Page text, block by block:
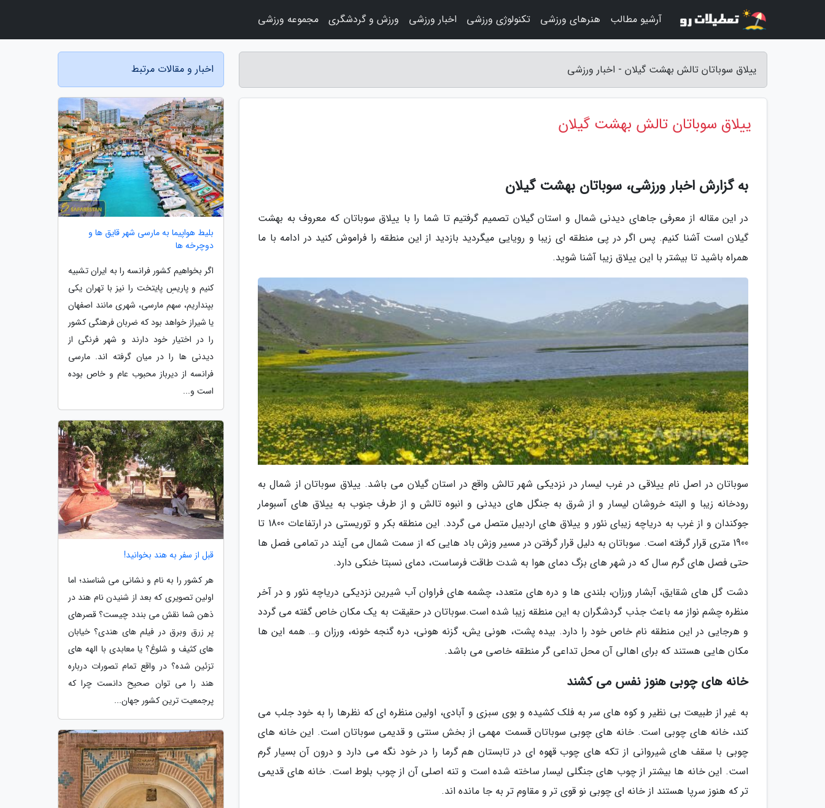
ییلاق سوباتان تالش بهشت گیلان - اخبار ورزشی
ییلاق سوباتان تالش بهشت گیلان
به گزارش اخبار ورزشی، سوباتان بهشت گیلان
در این مقاله از معرفی جاهای دیدنی شمال و استان گیلان تصمیم گرفتیم تا شما را با ییلاق سوباتان که معروف به بهشت
گیلان است آشنا کنیم. پس اگر در پی منطقه ای زیبا و رویایی میگردید بازدید از این منطقه را فراموش کنید در ادامه با ما
همراه باشید تا بیشتر با این ییلاق زیبا آشنا شوید.
سوباتان در اصل نام ییلاقی در غرب لیسار در نزدیکی شهر تالش واقع در استان گیلان می باشد. ییلاق سوباتان از شمال به
رودخانه زیبا و البته خروشان لیسار و از شرق به جنگل های دیدنی و انبوه تالش و از طرف جنوب به ییلاق های آسبومار
جوکندان و از غرب به دریاچه زیبای نئور و ییلاق های اردبیل متصل می گردد. این منطقه بکر و توریستی در ارتفاعات 1800 تا
1900 متری قرار گرفته است. سوباتان به دلیل قرار گرفتن در مسیر وزش باد هایی که از سمت شمال می آیند در تمامی فصل ها
حتی فصل های گرم سال که در شهر های بزگ دمای هوا به شدت طاقت فرساست، دمای نسبتا خنکی دارد.
دشت گل های شقایق، آبشار ورزان، بلندی ها و دره های متعدد، چشمه های فراوان آب شیرین نزدیکی دریاچه نئور و در آخر
منظره چشم نواز مه باعث جذب گردشگران به این منطقه زیبا شده است.سوباتان در حقیقت به یک مکان خاص گفته می گردد
و هرجایی در این منطقه نام خاص خود را دارد. بیده پشت، هونی یش، گزنه هونی، دره گنجه خونه، ورزان و… همه این ها
مکان هایی هستند که برای اهالی آن محل تداعی گر منطقه خاصی می باشد.
خانه های چوبی هنوز نفس می کشند
به غیر از طبیعت بی نظیر و کوه های سر به فلک کشیده و بوی سبزی و آبادی، اولین منظره ای که نظرها را به خود جلب می
کند، خانه های چوبی است. خانه های چوبی سوباتان قسمت مهمی از بخش سنتی و قدیمی سوباتان است. این خانه های
چوبی با سقف های شیروانی از تکه های چوب قهوه ای در تابستان هم گرما را در خود نگه می دارد و درون آن بسیار گرم
است. این خانه ها بیشتر از چوب های جنگلی لیسار ساخته شده است و تنه اصلی آن از چوب بلوط است. خانه های قدیمی
تر که هنوز سرپا هستند از خانه ای چوبی نو قوی تر و مقاوم تر به جا مانده اند.
اخبار و مقالات مرتبط
بلیط هواپیما به مارسی شهر قایق ها و
دوچرخه ها
اگر بخواهیم کشور فرانسه را به ایران تشبیه
کنیم و پاریسِ پایتخت را نیز با تهران یکی
بپنداریم، سهم مارسی، شهری مانند اصفهان
یا شیراز خواهد بود که ضربان فرهنگی کشور
را در اختیار خود دارند و شهر فرنگی از
دیدنی ها را در میان گرفته اند. مارسی
فرانسه از دیرباز محبوب عام و خاص بوده
است و...
قبل از سفر به هند بخوانید!
هر کشور را به نام و نشانی می شناسند؛ اما
اولین تصویری که بعد از شنیدن نام هند در
ذهن شما نقش می بندد چیست؟ قصرهای
پر زرق وبرق در فیلم های هندی؟ خیابان
های کثیف و شلوغ؟ یا معابدی با الهه های
تزئین شده؟ در واقع تمام تصورات درباره
هند را می توان صحیح دانست چرا که
پرجمعیت ترین کشور جهان...
آرشیو مطالب هنرهای ورزشی تکنولوژی ورزشی اخبار ورزشی ورزش و گردشگری مجموعه ورزشی